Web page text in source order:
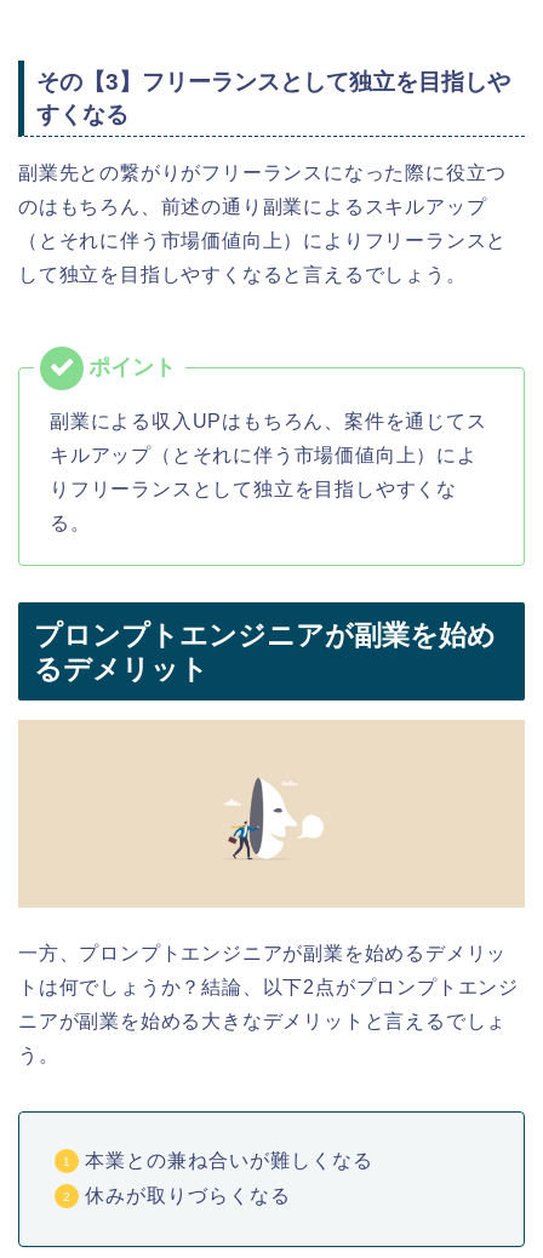
その【3】フリーランスとして独立を目指しや
すくなる
副業先との繋がりがフリーランスになった際に役立つ
のはもちろん、前述の通り副業によるスキルアップ
（とそれに伴う市場価値向上）によりフリーランスと
して独立を目指しやすくなると言えるでしょう。
副業による収入UPはもちろん、案件を通じてス
キルアップ（とそれに伴う市場価値向上）によ
りフリーランスとして独立を目指しやすくな
る。
プロンプトエンジニアが副業を始め
るデメリット
一方、プロンプトエンジニアが副業を始めるデメリッ
トは何でしょうか？結論、以下2点がプロンプトエンジ
ニアが副業を始める大きなデメリットと言えるでしょ
う。
本業との兼ね合いが難しくなる
休みが取りづらくなる